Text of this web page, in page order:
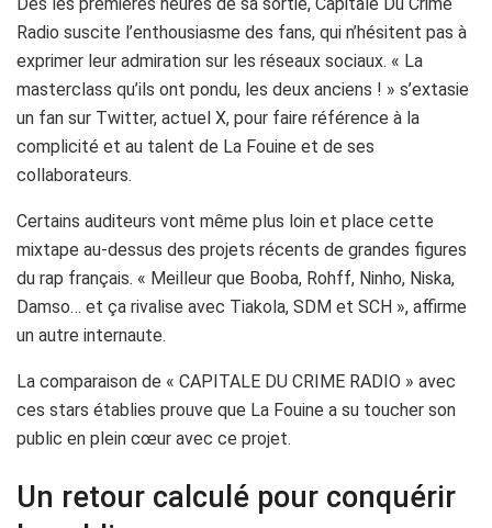
Radio suscite l’enthousiasme des fans, qui n’hésitent pas à
exprimer leur admiration sur les réseaux sociaux. « La
masterclass qu’ils ont pondu, les deux anciens ! » s’extasie
un fan sur Twitter, actuel X, pour faire référence à la
complicité et au talent de La Fouine et de ses
collaborateurs.
Certains auditeurs vont même plus loin et place cette
mixtape au-dessus des projets récents de grandes figures
du rap français. « Meilleur que Booba, Rohff, Ninho, Niska,
Damso… et ça rivalise avec Tiakola, SDM et SCH », affirme
un autre internaute.
La comparaison de « CAPITALE DU CRIME RADIO » avec
ces stars établies prouve que La Fouine a su toucher son
public en plein cœur avec ce projet.
Un retour calculé pour conquérir